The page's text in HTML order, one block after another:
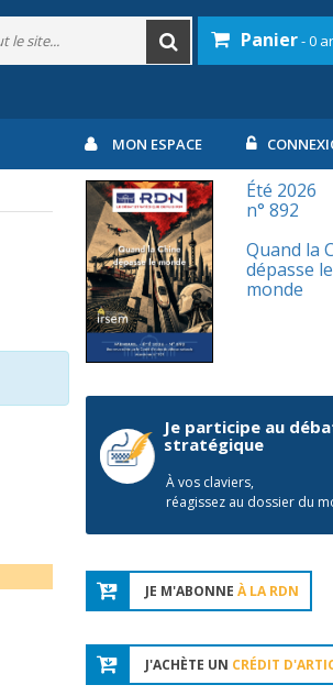
Panier- 0
MON ESPACE
Été 2026
n° 892
Quand la
dépasse le
monde
Je participe au
stratégique
À vos claviers,
réagissez au dossier du
JE M'ABONNE À LA RDN
J'ACHÈTE UN CRÉDIT